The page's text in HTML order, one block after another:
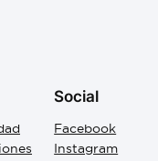
Social
Facebook
Instagram